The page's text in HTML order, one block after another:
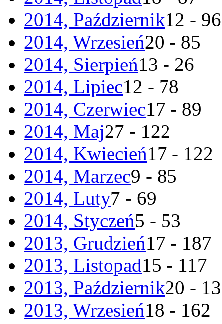
2014, Październik12 - 96
2014, Wrzesień20 - 85
2014, Sierpień13 - 26
2014, Lipiec12 - 78
2014, Czerwiec17 - 89
2014, Maj27 - 122
2014, Kwiecień17 - 122
2014, Marzec9 - 85
2014, Luty7 - 69
2014, Styczeń5 - 53
2013, Grudzień17 - 187
2013, Listopad15 - 117
2013, Październik20 -
2013, Wrzesień18 - 162